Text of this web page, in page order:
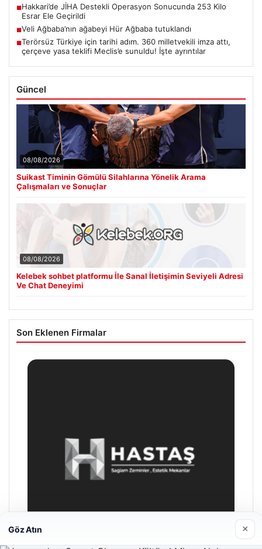
■Hakkari’de JİHA Destekli Operasyon Sonucunda 253 Kilo
Esrar Ele Geçirildi
■Veli Ağbaba’nın ağabeyi Hür Ağbaba tutuklandı
■Terörsüz Türkiye için tarihi adım. 360 milletvekili imza attı,
çerçeve yasa teklifi Meclis’e sunuldu! İşte ayrıntılar
Güncel
08/08/2026
Suikast Timinin Gömülü Silahlarına Yönelik Arama
Çalışmaları ve Sonuçlar
08/08/2026
Kelebek sohbet platformu İle Sanal İletişimin Seviyeli Adresi
Ve Chat Deneyimi
Son Eklenen Firmalar
Göz Atın ×